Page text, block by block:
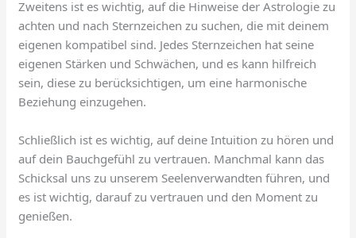
Zweitens ist es wichtig, auf die Hinweise der Astrologie zu
achten und nach Sternzeichen zu suchen, die mit deinem
eigenen kompatibel sind. Jedes Sternzeichen hat seine
eigenen Stärken und Schwächen, und es kann hilfreich
sein, diese zu berücksichtigen, um eine harmonische
Beziehung einzugehen.
Schließlich ist es wichtig, auf deine Intuition zu hören und
auf dein Bauchgefühl zu vertrauen. Manchmal kann das
Schicksal uns zu unserem Seelenverwandten führen, und
es ist wichtig, darauf zu vertrauen und den Moment zu
genießen.